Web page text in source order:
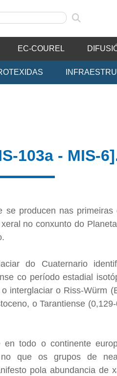
EC-COUREL
103a - MIS-
producen nas
no conxunto do
do Cuaternario
co período estadial
interglaciar o Riss-Würm
o Tarantiense
todo o continente
que os grupos de
pola abundancia de